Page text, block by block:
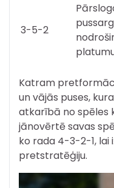
3-5-2
Katram
un vājās puses,
atkarībā no spēles
jānovērtē savas
ko rada 4-3-2-1,
pretstratēģiju.